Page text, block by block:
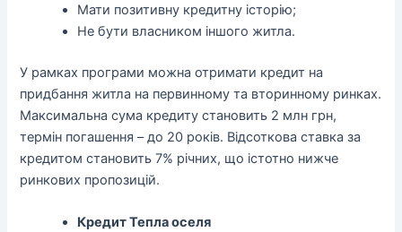
Мати позитивну кредитну історію;
Не бути власником іншого житла.
У рамках програми можна отримати кредит на
придбання житла на первинному та вторинному ринках.
Максимальна сума кредиту становить 2 млн грн,
термін погашення – до 20 років. Відсоткова ставка за
кредитом становить 7% річних, що істотно нижче
ринкових пропозицій.
Кредит Тепла оселя